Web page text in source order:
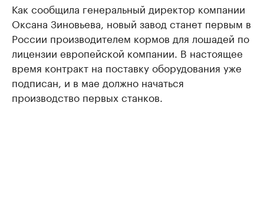
Как сообщила генеральный директор компании
Оксана Зиновьева, новый завод станет первым в
России производителем кормов для лошадей по
лицензии европейской компании. В настоящее
время контракт на поставку оборудования уже
подписан, и в мае должно начаться
производство первых станков.